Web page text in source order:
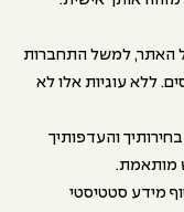
האתר, למשל התחברות
ללא עוגיות אלו לא
והעדפותיך
מותאמת.
מידע סטטיסטי